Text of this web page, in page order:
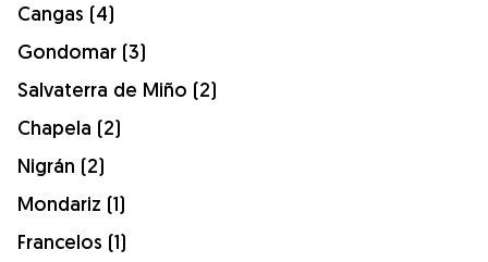
Cangas (4)
Gondomar (3)
Salvaterra de Miño (2)
Chapela (2)
Nigrán (2)
Mondariz (1)
Francelos (1)